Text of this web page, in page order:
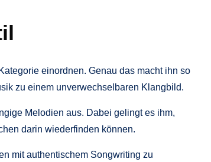
einordnen. Genau das macht ihn so
zu einem unverwechselbaren Klangbild.
Melodien aus. Dabei gelingt es ihm,
darin wiederfinden können.
mit authentischem Songwriting zu